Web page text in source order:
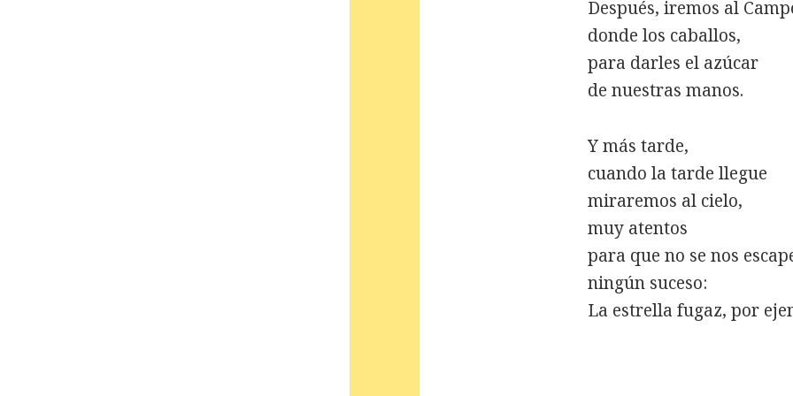
Después, iremos al
donde los caballos,
para darles el azúcar
de nuestras manos.
Y más tarde,
cuando la tarde llegue
miraremos al cielo,
muy atentos
para que no se nos
ningún suceso:
La estrella fugaz, por